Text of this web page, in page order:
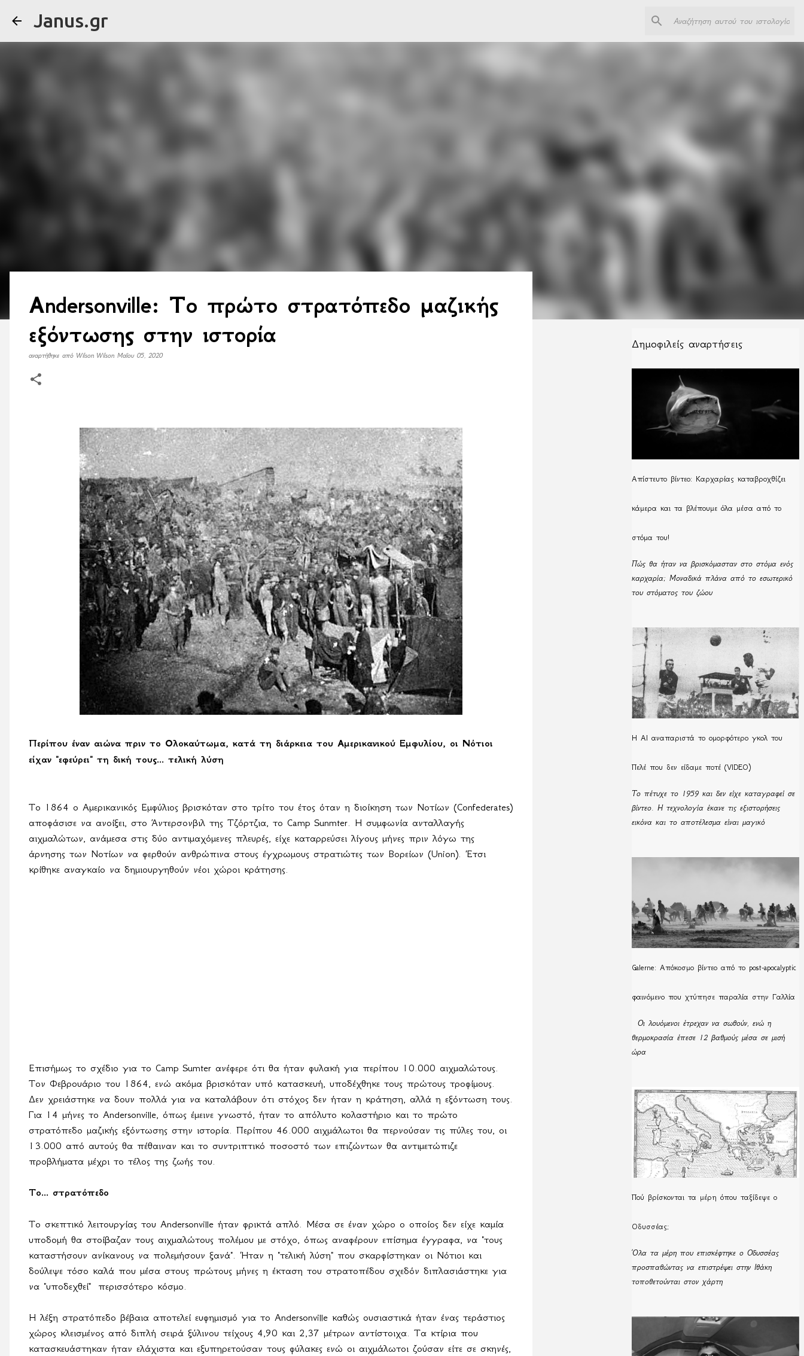
Janus.gr
Andersonville: Το πρώτο στρατόπεδο μαζικής
εξόντωσης στην ιστορία
αναρτήθηκε από Wilson Wilson Μαΐου 05, 2020
Περίπου έναν αιώνα πριν το Ολοκαύτωμα, κατά τη διάρκεια του Αμερικανικού Εμφυλίου, οι Νότιοι
είχαν "εφεύρει" τη δική τους... τελική λύση
Το 1864 ο Αμερικανικός Εμφύλιος βρισκόταν στο τρίτο του έτος όταν η διοίκηση των Νοτίων (Confederates)
αποφάσισε να ανοίξει, στο Άντερσονβιλ της Τζόρτζια, το Camp Sunmter. Η συμφωνία ανταλλαγής
αιχμαλώτων, ανάμεσα στις δύο αντιμαχόμενες πλευρές, είχε καταρρεύσει λίγους μήνες πριν λόγω της
άρνησης των Νοτίων να φερθούν ανθρώπινα στους έγχρωμους στρατιώτες των Βορείων (Union). Έτσι
κρίθηκε αναγκαίο να δημιουργηθούν νέοι χώροι κράτησης.
Επισήμως το σχέδιο για το Camp Sumter ανέφερε ότι θα ήταν φυλακή για περίπου 10.000 αιχμαλώτους.
Τον Φεβρουάριο του 1864, ενώ ακόμα βρισκόταν υπό κατασκευή, υποδέχθηκε τους πρώτους τροφίμους.
Δεν χρειάστηκε να δουν πολλά για να καταλάβουν ότι στόχος δεν ήταν η κράτηση, αλλά η εξόντωση τους.
Για 14 μήνες το Andersonville, όπως έμεινε γνωστό, ήταν το απόλυτο κολαστήριο και το πρώτο
στρατόπεδο μαζικής εξόντωσης στην ιστορία. Περίπου 46.000 αιχμάλωτοι θα περνούσαν τις πύλες του, οι
13.000 από αυτούς θα πέθαιναν και το συντριπτικό ποσοστό των επιζώντων θα αντιμετώπιζε
προβλήματα μέχρι το τέλος της ζωής του.
Το... στρατόπεδο
Το σκεπτικό λειτουργίας του Andersonville ήταν φρικτά απλό. Μέσα σε έναν χώρο ο οποίος δεν είχε καμία
υποδομή θα στοίβαζαν τους αιχμαλώτους πολέμου με στόχο, όπως αναφέρουν επίσημα έγγραφα, να "τους
καταστήσουν ανίκανους να πολεμήσουν ξανά". Ήταν η "τελική λύση" που σκαρφίστηκαν οι Νότιοι και
δούλεψε τόσο καλά που μέσα στους πρώτους μήνες η έκταση του στρατοπέδου σχεδόν διπλασιάστηκε για
να "υποδεχθεί"
περισσότερο κόσμο.
Η λέξη στρατόπεδο βέβαια αποτελεί ευφημισμό για το Andersonville καθώς ουσιαστικά ήταν ένας τεράστιος
χώρος κλεισμένος από διπλή σειρά ξύλινου τείχους 4,90 και 2,37 μέτρων αντίστοιχα. Τα κτίρια που
κατασκευάστηκαν ήταν ελάχιστα και εξυπηρετούσαν τους φύλακες ενώ οι αιχμάλωτοι ζούσαν είτε σε σκηνές,
Δημοφιλείς αναρτήσεις
Απίστευτο βίντεο: Καρχαρίας καταβροχθίζει
κάμερα και τα βλέπουμε όλα μέσα από το
στόμα του!
Πώς θα ήταν να βρισκόμασταν στο στόμα ενός
καρχαρία; Μοναδικά πλάνα από το εσωτερικό
του στόματος του ζώου
Η ΑΙ αναπαριστά το ομορφότερο γκολ του
Πελέ που δεν είδαμε ποτέ (VIDEO)
Το πέτυχε το 1959 και δεν είχε καταγραφεί σε
βίντεο. Η τεχνολογία έκανε τις εξιστορήσεις
εικόνα και το αποτέλεσμα είναι μαγικό
Galerne: Απόκοσμο βίντεο από το post-apocalyptic
φαινόμενο που χτύπησε παραλία στην Γαλλία
Οι λουόμενοι έτρεχαν να σωθούν, ενώ η
θερμοκρασία έπεσε 12 βαθμούς μέσα σε μισή
ώρα
Πού βρίσκονται τα μέρη όπου ταξίδεψε ο
Οδυσσέας;
Όλα τα μέρη που επισκέφτηκε ο Οδυσσέας
προσπαθώντας να επιστρέψει στην Ιθάκη
τοποθετούνται στον χάρτη